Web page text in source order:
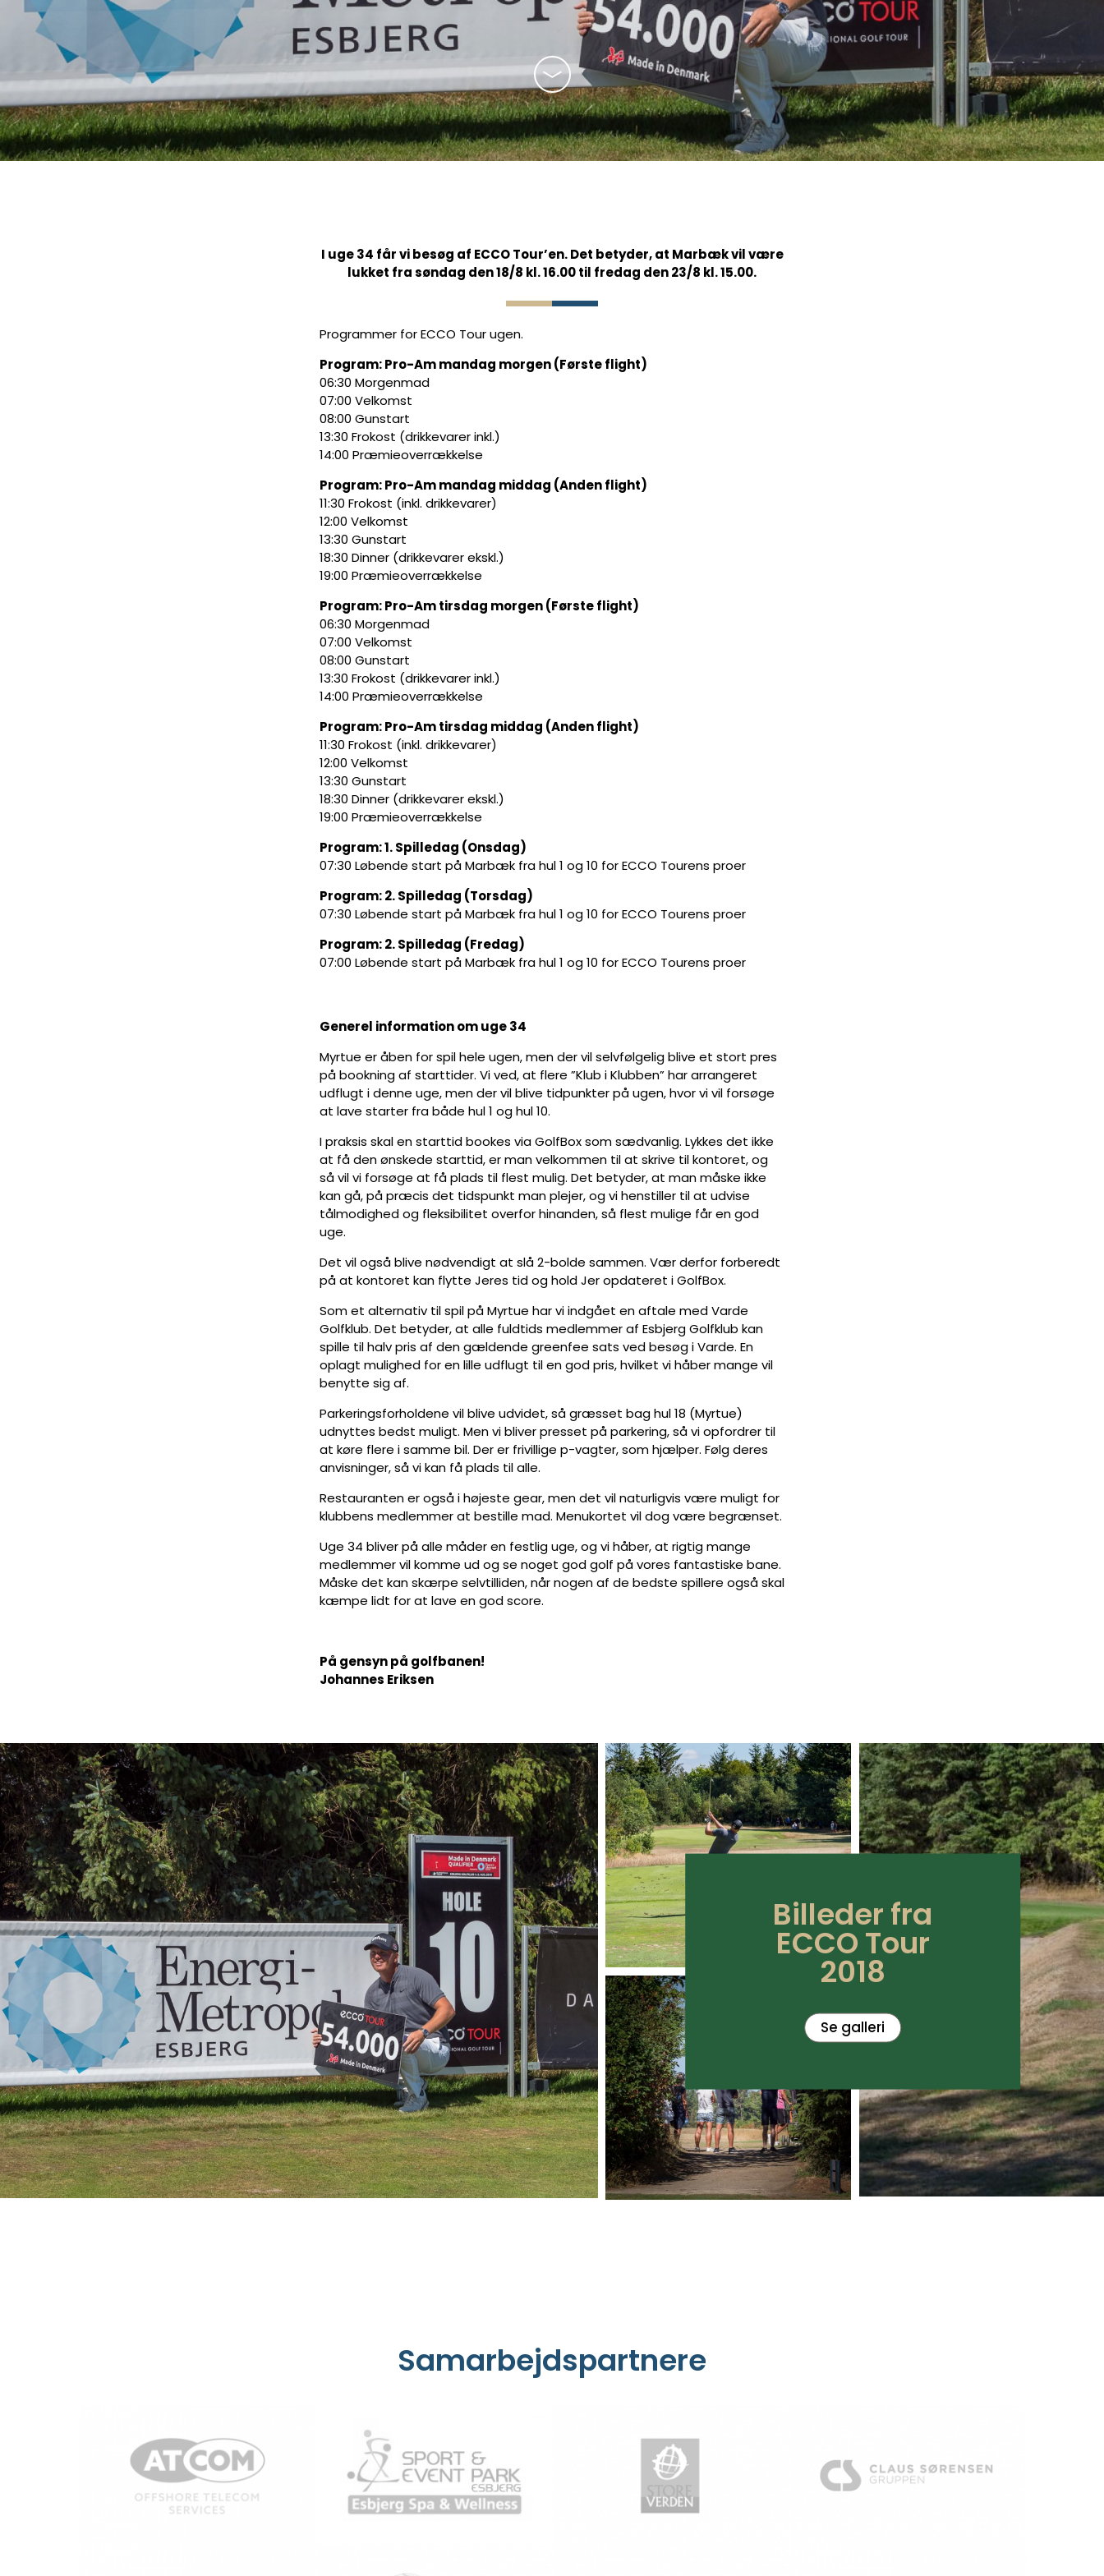
Regel- og handicapudvalg
Onsdagsholdet
Ledige stillinger
Ordensregler
Vedtægter
Udvalg
I uge 34 får vi besøg af ECCO Tour’en. Det betyder, at Marbæk vil være
lukket fra søndag den 18/8 kl. 16.00 til fredag den 23/8 kl. 15.00.
Programmer for ECCO Tour ugen.
Program: Pro-Am mandag morgen (Første flight)
06:30 Morgenmad
07:00 Velkomst
08:00 Gunstart
13:30 Frokost (drikkevarer inkl.)
14:00 Præmieoverrækkelse
Program: Pro-Am mandag middag (Anden flight)
11:30 Frokost (inkl. drikkevarer)
12:00 Velkomst
13:30 Gunstart
18:30 Dinner (drikkevarer ekskl.)
19:00 Præmieoverrækkelse
Program: Pro-Am tirsdag morgen (Første flight)
06:30 Morgenmad
07:00 Velkomst
08:00 Gunstart
13:30 Frokost (drikkevarer inkl.)
14:00 Præmieoverrækkelse
Program: Pro-Am tirsdag middag (Anden flight)
11:30 Frokost (inkl. drikkevarer)
12:00 Velkomst
13:30 Gunstart
18:30 Dinner (drikkevarer ekskl.)
19:00 Præmieoverrækkelse
Program: 1. Spilledag (Onsdag)
07:30 Løbende start på Marbæk fra hul 1 og 10 for ECCO Tourens proer
Program: 2. Spilledag (Torsdag)
07:30 Løbende start på Marbæk fra hul 1 og 10 for ECCO Tourens proer
Program: 2. Spilledag (Fredag)
07:00 Løbende start på Marbæk fra hul 1 og 10 for ECCO Tourens proer
Generel information om uge 34
Myrtue er åben for spil hele ugen, men der vil selvfølgelig blive et stort pres
på bookning af starttider. Vi ved, at flere ”Klub i Klubben” har arrangeret
udflugt i denne uge, men der vil blive tidpunkter på ugen, hvor vi vil forsøge
at lave starter fra både hul 1 og hul 10.
I praksis skal en starttid bookes via GolfBox som sædvanlig. Lykkes det ikke
at få den ønskede starttid, er man velkommen til at skrive til kontoret, og
så vil vi forsøge at få plads til flest mulig. Det betyder, at man måske ikke
kan gå, på præcis det tidspunkt man plejer, og vi henstiller til at udvise
tålmodighed og fleksibilitet overfor hinanden, så flest mulige får en god
uge.
Det vil også blive nødvendigt at slå 2-bolde sammen. Vær derfor forberedt
på at kontoret kan flytte Jeres tid og hold Jer opdateret i GolfBox.
Som et alternativ til spil på Myrtue har vi indgået en aftale med Varde
Golfklub. Det betyder, at alle fuldtids medlemmer af Esbjerg Golfklub kan
spille til halv pris af den gældende greenfee sats ved besøg i Varde. En
oplagt mulighed for en lille udflugt til en god pris, hvilket vi håber mange vil
benytte sig af.
Parkeringsforholdene vil blive udvidet, så græsset bag hul 18 (Myrtue)
udnyttes bedst muligt. Men vi bliver presset på parkering, så vi opfordrer til
at køre flere i samme bil. Der er frivillige p-vagter, som hjælper. Følg deres
anvisninger, så vi kan få plads til alle.
Restauranten er også i højeste gear, men det vil naturligvis være muligt for
klubbens medlemmer at bestille mad. Menukortet vil dog være begrænset.
Uge 34 bliver på alle måder en festlig uge, og vi håber, at rigtig mange
medlemmer vil komme ud og se noget god golf på vores fantastiske bane.
Måske det kan skærpe selvtilliden, når nogen af de bedste spillere også skal
kæmpe lidt for at lave en god score.
På gensyn på golfbanen!
Johannes Eriksen
Billeder fra
ECCO Tour
2018
Se galleri
Samarbejdspartnere